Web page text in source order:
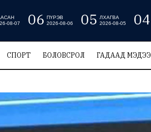
08-07
06 ПҮРЭВ
2026-08-06
05
ЛХАГВА
2026-08-05
04
СПОРТ БОЛОВСРОЛ ГАДААД МЭДЭЭ